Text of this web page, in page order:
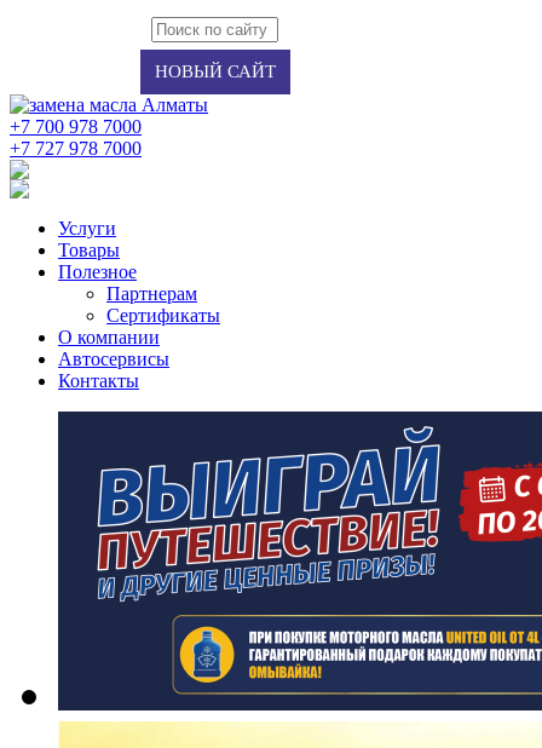
НОВЫЙ САЙТ
+7 700 978 7000
‭+7 727 978 7000‬
Услуги
Товары
Полезное
Партнерам
Сертификаты
О компании
Автосервисы
Контакты